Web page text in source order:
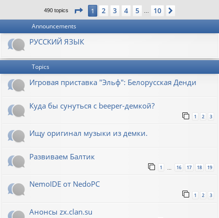
490 topics Page 1of10
1 2 3 4 5 10
Announcements
РУССКИЙ ЯЗЫК
Topics
Игровая приставка "Эльф": Белорусская Денди
Куда бы сунуться с beeper-демкой?
1 2 3
Ищу оригинал музыки из демки.
Развиваем Балтик
1 … 16 17 18 19
NemoIDE от NedoPC
1 2 3
Анонсы zx.clan.su